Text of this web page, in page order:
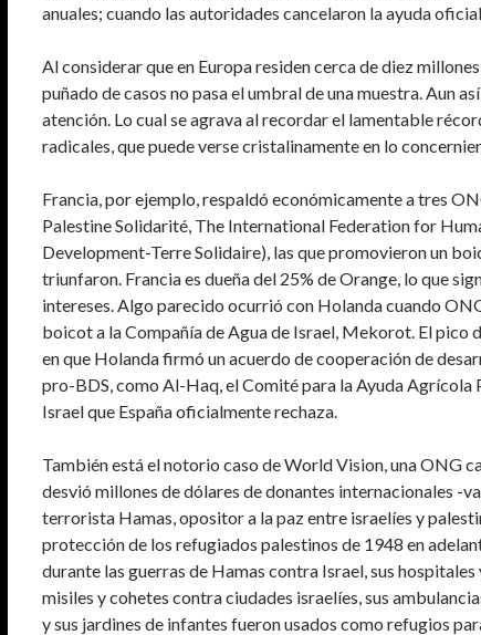
anuales; cuando las autoridades cancelaron la ayuda
Al considerar que en Europa residen cerca de diez
puñado de casos no pasa el umbral de una muestra. Aun
atención. Lo cual se agrava al recordar el lamentable
radicales, que puede verse cristalinamente en lo
Francia, por ejemplo, respaldó económicamente a tres
Palestine Solidarité, The International Federation for
Development-Terre Solidaire), las que promovieron un
triunfaron. Francia es dueña del 25% de Orange, lo que
intereses. Algo parecido ocurrió con Holanda cuando
boicot a la Compañía de Agua de Israel, Mekorot. El pico
en que Holanda firmó un acuerdo de cooperación de
pro-BDS, como Al-Haq, el Comité para la Ayuda Agrícola
Israel que España oficialmente rechaza.
También está el notorio caso de World Vision, una ONG
desvió millones de dólares de donantes internacionales -
terrorista Hamas, opositor a la paz entre israelíes y
protección de los refugiados palestinos de 1948 en
durante las guerras de Hamas contra Israel, sus
misiles y cohetes contra ciudades israelíes, sus
y sus jardines de infantes fueron usados como refugios